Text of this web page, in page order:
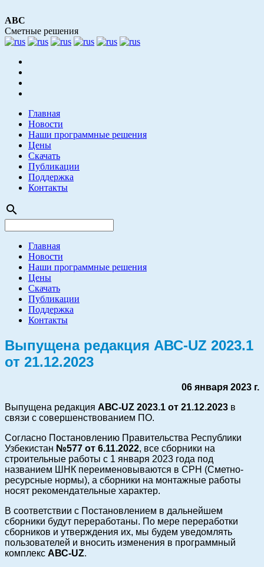
АВС
Сметные решения
Главная
Новости
Наши программные решения
Цены
Скачать
Публикации
Поддержка
Контакты
search
Главная
Новости
Наши программные решения
Цены
Скачать
Публикации
Поддержка
Контакты
Выпущена редакция АВС-UZ 2023.1
от 21.12.2023
06 января 2023 г.
Выпущена редакция АВС-UZ 2023.1 от 21.12.2023 в
связи с совершенствованием ПО.
Согласно Постановлению Правительства Республики
Узбекистан №577 от 6.11.2022, все сборники на
строительные работы с 1 января 2023 года под
названием ШНК переименовываются в СРН (Сметно-
ресурсные нормы), а сборники на монтажные работы
носят рекомендательные характер.
В соответствии с Постановлением в дальнейшем
сборники будут переработаны. По мере переработки
сборников и утверждения их, мы будем уведомлять
пользователей и вносить изменения в программный
комплекс АВС-UZ.